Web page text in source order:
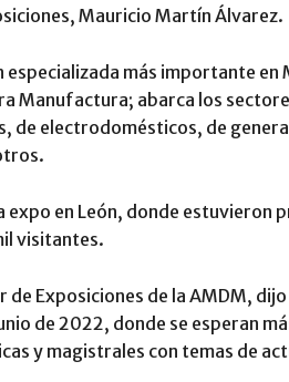
Mauricio Martín Álvarez.
especializada más importante
Manufactura; abarca los
de electrodomésticos, de
expo en León, donde estuvieron
visitantes.
Exposiciones de la AMDM,
de 2022, donde se esperan
y magistrales con temas de